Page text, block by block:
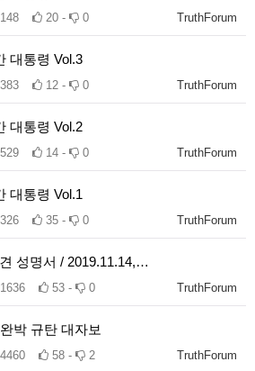
TruthForum
20 - 0
대통령 Vol.3
TruthForum
12 - 0
대통령 Vol.2
TruthForum
14 - 0
대통령 Vol.1
TruthForum
35 - 0
성명서 / 2019.11.14,…
TruthForum
53 - 0
박 규탄 대자보
TruthForum
58 - 2